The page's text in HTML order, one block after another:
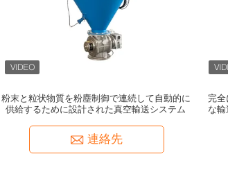
粉末と粒状物質を粉塵制御で連続して自動的に
供給するために設計された真空輸送システム
連絡先
完全
な輸